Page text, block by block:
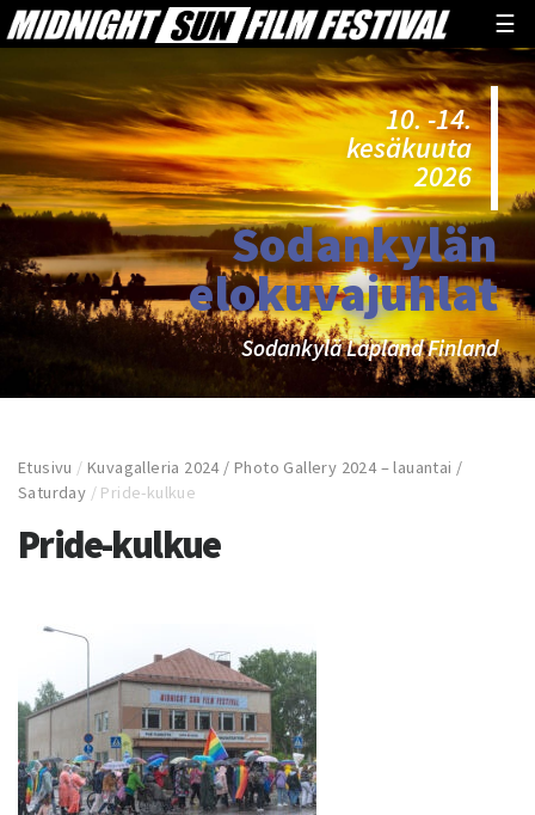
☰
10. -14.
kesäkuuta
2026
Sodankylän
elokuvajuhlat
Sodankylä Lapland Finland
Etusivu /Kuvagalleria 2024 / Photo Gallery 2024 – lauantai /
Saturday / Pride-kulkue
Pride-kulkue